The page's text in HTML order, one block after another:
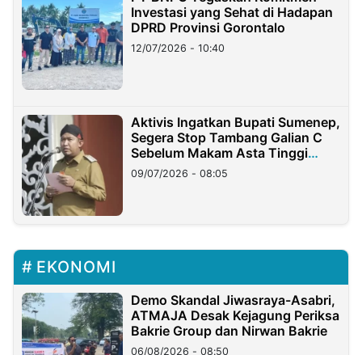
Investasi yang Sehat di Hadapan
DPRD Provinsi Gorontalo
12/07/2026 - 10:40
Aktivis Ingatkan Bupati Sumenep,
Segera Stop Tambang Galian C
Sebelum Makam Asta Tinggi
Longsor
09/07/2026 - 08:05
EKONOMI
Demo Skandal Jiwasraya-Asabri,
ATMAJA Desak Kejagung Periksa
Bakrie Group dan Nirwan Bakrie
06/08/2026 - 08:50